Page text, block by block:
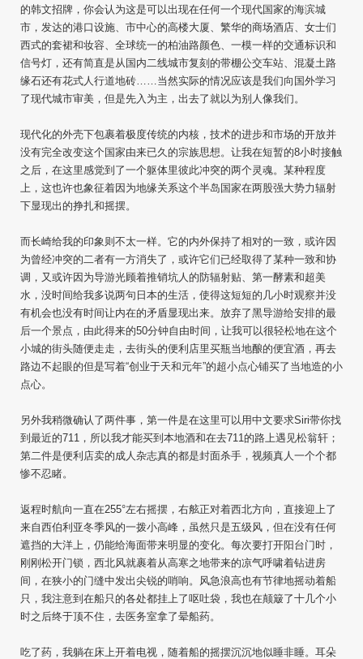
的韩文招牌，你会认为这是可以出现在任何一个现代国家的海滨城
市，发达的港口设施、市中心的高楼大厦、繁华的商场酒店、女士们
西式的套裙和妆容、全球统一的柏油路颜色、一模一样的交通标识和
信号灯，还有简直是从国内二线城市复刻的带棚公交车站、混凝土路
缘石还有花式人行道地砖……当然实际的情况应该是我们向国外学习
了现代城市审美，但是先入为主，出去了就以为别人像我们。
现代化的外壳下包裹着极度传统的内核，技术的进步和市场的开放并
没有完全改变这个国家由来已久的宗族思想。让我在短暂的8小时接触
之后，在这里感觉到了一个躯体里彼此冲突的两个灵魂。某种程度
上，这也许也象征着因为地缘关系这个半岛国家在两股强大势力辐射
下显现出的挣扎和摇摆。
而长崎给我的印象则不太一样。它的内外保持了相对的一致，或许因
为曾经冲突的二者有一方消失了，或许它们已经取得了某种一致和协
调，又或许因为导游光顾着推销坑人的防辐射贴、第一酵素和超美
水，没时间给我多说两句日本的生活，使得这短短的几小时观察并没
有机会也没有时间让内在的矛盾显现出来。放弃了黑导游给安排的最
后一个景点，由此得来的50分钟自由时间，让我可以很轻松地在这个
小城的街头随便走走，去街头的便利店里买瓶当地酿的便宜酒，再去
路边不起眼的但是写着“创业于天和元年”的超小点心铺买了当地造的小
点心。
另外我稍微确认了两件事，第一件是在这里可以用中文要求Siri带你找
到最近的711，所以我才能买到本地酒和在去711的路上遇见松翁轩；
第二件是便利店卖的成人杂志真的都是封面杀手，视频真人一个个都
惨不忍睹。
返程时航向一直在255°左右摇摆，右舷正对着西北方向，直接迎上了
来自西伯利亚冬季风的一拨小高峰，虽然只是五级风，但在没有任何
遮挡的大洋上，仍能给海面带来明显的变化。每次要打开阳台门时，
刚刚松开门锁，西北风就裹着从高寒之地带来的凉气呼啸着钻进房
间，在狭小的门缝中发出尖锐的哨响。风急浪高也有节律地摇动着船
只，我注意到在船只的各处都挂上了呕吐袋，我也在颠簸了十几个小
时之后终于顶不住，去医务室拿了晕船药。
吃了药，我躺在床上开着电视，随着船的摇摆沉沉地似睡非睡。耳朵